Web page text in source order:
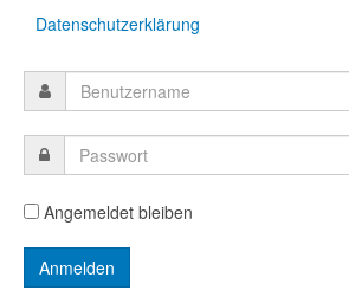
Datenschutzerklärung
Angemeldet bleiben